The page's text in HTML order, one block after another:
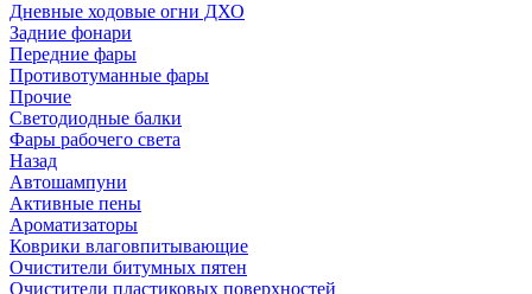
Дневные ходовые огни ДХО
Задние фонари
Передние фары
Противотуманные фары
Прочие
Светодиодные балки
Фары рабочего света
Назад
Автошампуни
Активные пены
Ароматизаторы
Коврики влаговпитывающие
Очистители битумных пятен
Очистители пластиковых поверхностей